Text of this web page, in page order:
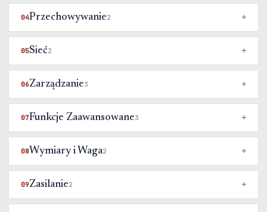
04Przechowywanie2
05Sieć2
06Zarządzanie3
07Funkcje Zaawansowane3
08Wymiary i Waga2
09Zasilanie2